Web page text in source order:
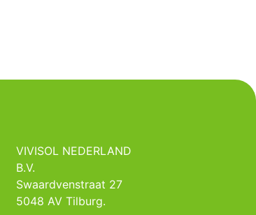
VIVISOL NEDERLAND
B.V.
Swaardvenstraat 27
5048 AV Tilburg.